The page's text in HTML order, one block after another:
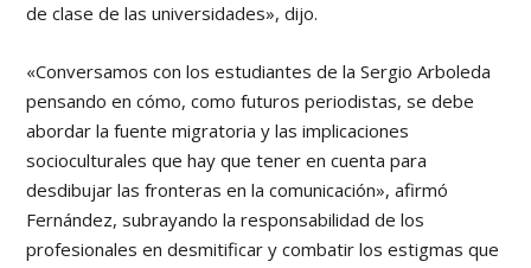
de clase de las universidades», dijo.
«Conversamos con los estudiantes de la Sergio Arboleda
pensando en cómo, como futuros periodistas, se debe
abordar la fuente migratoria y las implicaciones
socioculturales que hay que tener en cuenta para
desdibujar las fronteras en la comunicación», afirmó
Fernández, subrayando la responsabilidad de los
profesionales en desmitificar y combatir los estigmas que